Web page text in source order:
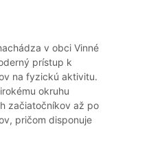
v obci Vinné
prístup k
na fyzickú aktivitu.
okruhu
začiatočníkov až po
pričom disponuje